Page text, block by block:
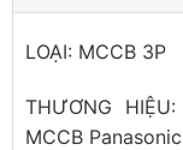
LOẠI: MCCB 3P
THƯƠNG
MCCB Panasonic